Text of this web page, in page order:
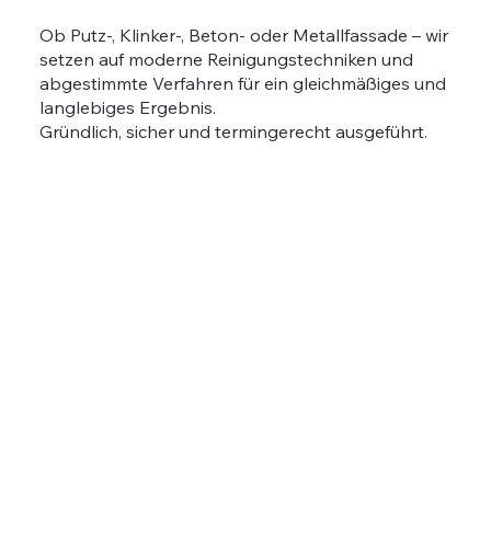
Ob Putz-, Klinker-, Beton- oder Metallfassade – wir
setzen auf moderne Reinigungstechniken und
abgestimmte Verfahren für ein gleichmäßiges und
langlebiges Ergebnis.
Gründlich, sicher und termingerecht ausgeführt.